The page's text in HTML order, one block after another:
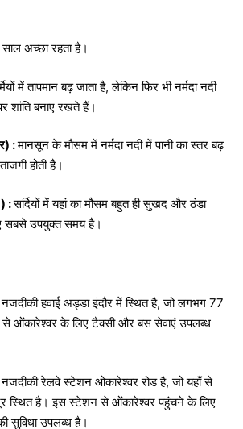
अच्छा रहता है।
में तापमान बढ़ जाता है, लेकिन फिर भी नर्मदा नदी
शांति बनाए रखते हैं।
:मानसून के मौसम में नर्मदा नदी में पानी का स्तर बढ़
होती है।
) :सर्दियों में यहां का मौसम बहुत ही सुखद और ठंडा
सबसे उपयुक्त समय है।
हवाई अड्डा इंदौर में स्थित है, जो लगभग 77
से ओंकारेश्वर के लिए टैक्सी और बस सेवाएं उपलब्ध
रेलवे स्टेशन ओंकारेश्वर रोड है, जो यहाँ से
स्थित है। इस स्टेशन से ओंकारेश्वर पहुंचने के लिए
सुविधा उपलब्ध है।